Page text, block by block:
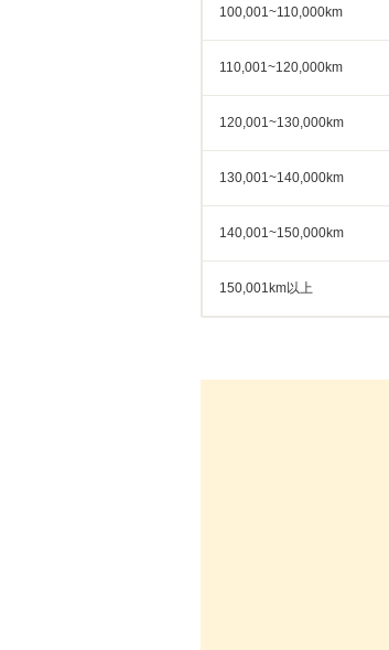
100,001~110,000km
110,001~120,000km
120,001~130,000km
130,001~140,000km
140,001~150,000km
150,001km以上